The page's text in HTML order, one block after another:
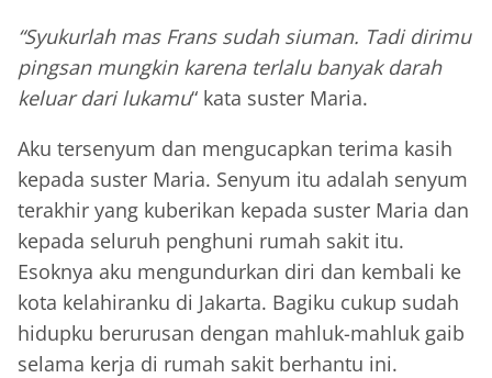
“Syukurlah mas Frans sudah siuman. Tadi dirimu
pingsan mungkin karena terlalu banyak darah
keluar dari lukamu“ kata suster Maria.
Aku tersenyum dan mengucapkan terima kasih
kepada suster Maria. Senyum itu adalah senyum
terakhir yang kuberikan kepada suster Maria dan
kepada seluruh penghuni rumah sakit itu.
Esoknya aku mengundurkan diri dan kembali ke
kota kelahiranku di Jakarta. Bagiku cukup sudah
hidupku berurusan dengan mahluk-mahluk gaib
selama kerja di rumah sakit berhantu ini.